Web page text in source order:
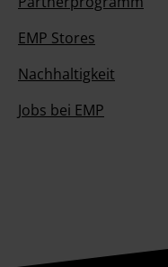
EMP Stores
Nachhaltigkeit
Jobs bei EMP